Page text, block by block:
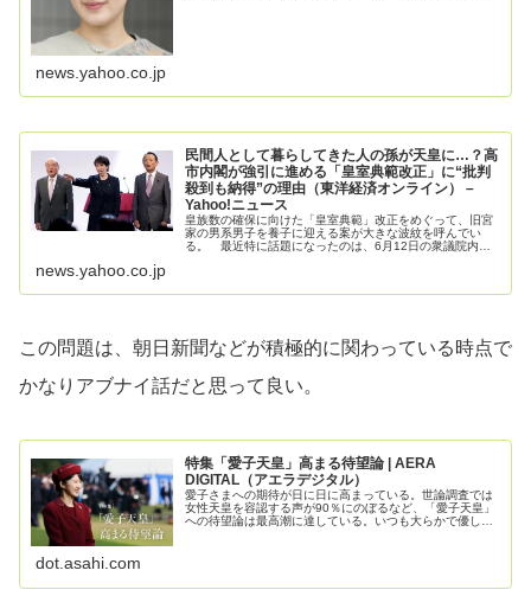
news.yahoo.co.jp
民間人として暮らしてきた人の孫が天皇に…？高
市内閣が強引に進める「皇室典範改正」に“批判
殺到も納得”の理由（東洋経済オンライン） –
Yahoo!ニュース
皇族数の確保に向けた「皇室典範」改正をめぐって、旧宮
家の男系男子を養子に迎える案が大きな波紋を呼んでい
る。 最近特に話題になったのは、6月12日の衆議院内閣
news.yahoo.co.jp
この問題は、朝日新聞などが積極的に関わっている時点で
かなりアブナイ話だと思って良い。
特集「愛子天皇」高まる待望論 | AERA
DIGITAL（アエラデジタル）
愛子さまへの期待が日に日に高まっている。世論調査では
女性天皇を容認する声が90％にのぼるなど、「愛子天皇」
への待望論は最高潮に達している。いつも大らかで優し
dot.asahi.com